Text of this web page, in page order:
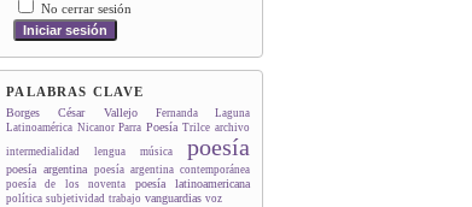
No cerrar sesión
PALABRAS CLAVE
Borges César Vallejo
Fernanda Laguna
Latinoamérica Nicanor Parra Poesía Trilce archivo
intermedialidad
lengua música poesía
poesía argentina
poesía argentina contemporánea
poesía de los noventa
poesía latinoamericana
política subjetividad trabajo vanguardias voz